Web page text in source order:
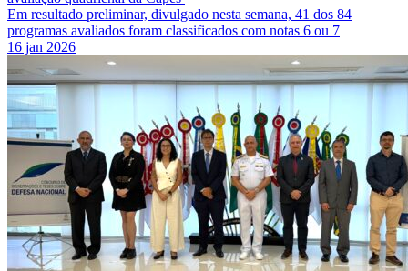
Em resultado preliminar, divulgado nesta semana, 41 dos 84
programas avaliados foram classificados com notas 6 ou 7
16 jan 2026